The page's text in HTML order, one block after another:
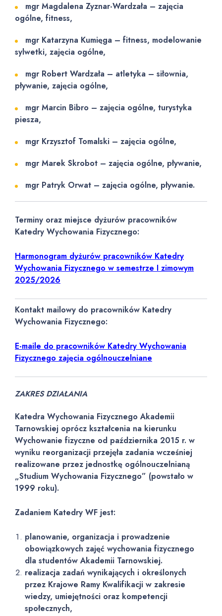
mgr Magdalena Zyznar-Wardzała – zajęcia
ogólne, fitness,
mgr Katarzyna Kumięga – fitness, modelowanie
sylwetki, zajęcia ogólne,
mgr Robert Wardzała – atletyka – siłownia,
pływanie, zajęcia ogólne,
mgr Marcin Bibro – zajęcia ogólne, turystyka
piesza,
mgr Krzysztof Tomalski – zajęcia ogólne,
mgr Marek Skrobot – zajęcia ogólne, pływanie,
mgr Patryk Orwat – zajęcia ogólne, pływanie.
Terminy oraz miejsce dyżurów pracowników
Katedry Wychowania Fizycznego:
Harmonogram dyżurów pracowników Katedry
Wychowania Fizycznego w semestrze I zimowym
2025/2026
Kontakt mailowy do pracowników Katedry
Wychowania Fizycznego:
E-maile do pracowników Katedry Wychowania
Fizycznego zajęcia ogólnouczelniane
ZAKRES DZIAŁANIA
Katedra Wychowania Fizycznego Akademii
Tarnowskiej oprócz kształcenia na kierunku
Wychowanie fizyczne od października 2015 r. w
wyniku reorganizacji przejęła zadania wcześniej
realizowane przez jednostkę ogólnouczelnianą
„Studium Wychowania Fizycznego” (powstało w
1999 roku).
Zadaniem Katedry WF jest:
planowanie, organizacja i prowadzenie
obowiązkowych zajęć wychowania fizycznego
dla studentów Akademii Tarnowskiej.
realizacja zadań wynikających i określonych
przez Krajowe Ramy Kwalifikacji w zakresie
wiedzy, umiejętności oraz kompetencji
społecznych,